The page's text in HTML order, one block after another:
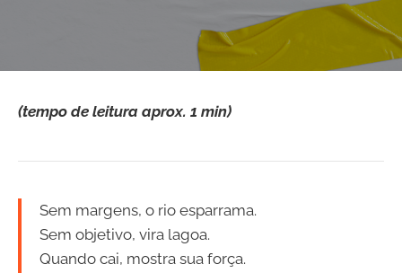
(tempo de leitura aprox. 1 min)
Sem margens, o rio esparrama.
Sem objetivo, vira lagoa.
Quando cai, mostra sua força.